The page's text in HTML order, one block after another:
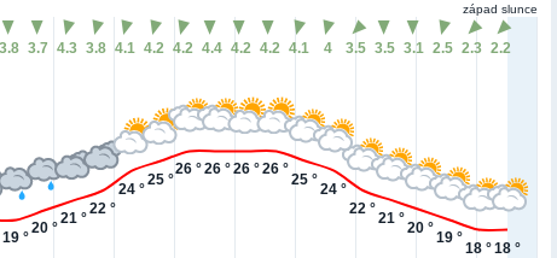
19 °
20 °
21 °
22 °
24 °
25 °
26 °26 °26 °26 °
25 °
24 °
22 °
21 °
20 °
19 °
18 °18 °
západ slunce
3.8 3.7 4.3 3.8 4.1 4.2 4.2 4.4 4.2 4.2 4.1 4 3.5 3.5 3.1 2.5 2.3 2.2